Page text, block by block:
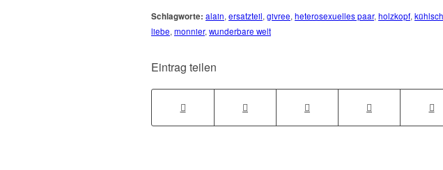
Schlagworte: alain, ersatzteil, givree, heterosexuelles paar, holzkopf,
liebe, monnier, wunderbare welt
Eintrag teilen